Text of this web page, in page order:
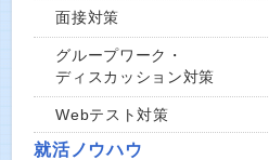
面接対策
グループワーク・
ディスカッション対策
Webテスト対策
就活ノウハウ